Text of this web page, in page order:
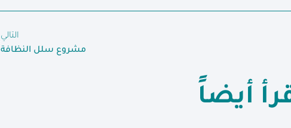
التالي
مشروع سلل النظافة
أيضاً